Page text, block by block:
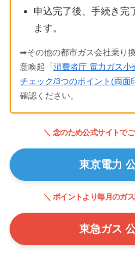
申込完了後、手続き完
ます。
➡その他の都市ガス会社乗り
意喚起「 消費者庁 電力ガス小
チェック/3つのポイント(両面
確認ください。
＼ 念のため公式サイトで
東京電力
＼ ポイントより毎月のガ
東急ガス